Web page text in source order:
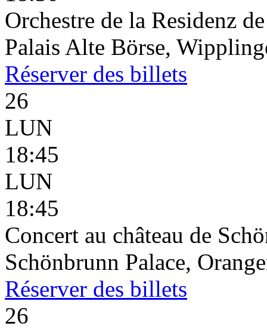
Orchestre de la Residenz
Palais Alte Börse,
Réserver des billets
26
LUN
18:45
LUN
18:45
Concert au château de
Schönbrunn Palace,
Réserver des billets
26